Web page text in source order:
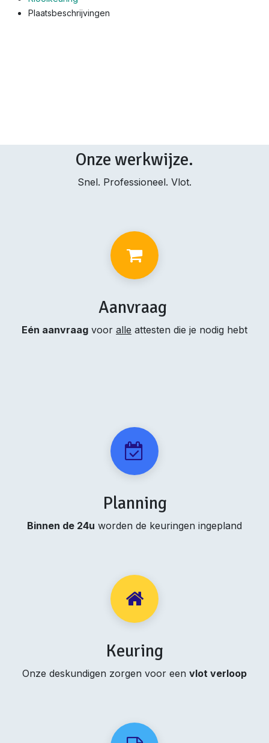
Plaatsbeschrijvingen
Onze werkwijze.
Snel. Professioneel. Vlot.
Aanvraag
Eén aanvraag voor alle attesten die je nodig hebt
Planning
Binnen de 24u worden de keuringen ingepland
Keuring
Onze deskundigen zorgen voor een vlot verloop